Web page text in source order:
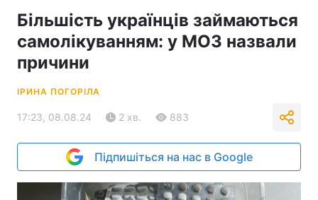
Більшість українців займаються
самолікуванням: у МОЗ назвали
причини
ІРИНА ПОГОРІЛА
17:23, 08.08.24 2 хв. 883
Підпишіться на нас в Google